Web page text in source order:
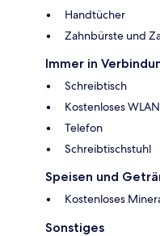
Handtücher
Zahnbürste und
Immer in
Schreibtisch
Kostenloses WLAN
Telefon
Schreibtischstuhl
Speisen und
Kostenloses
Sonstiges